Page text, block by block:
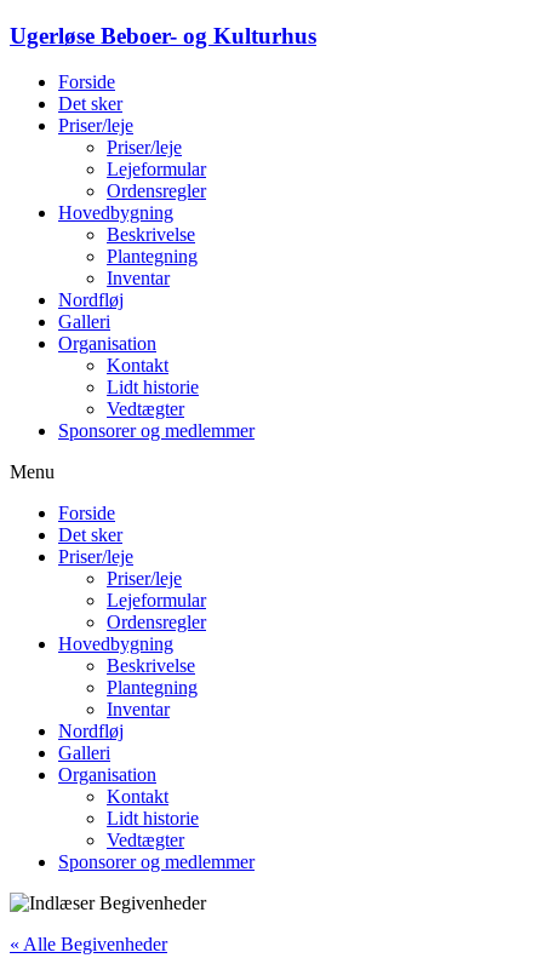
Ugerløse Beboer- og Kulturhus
Forside
Det sker
Priser/leje
Priser/leje
Lejeformular
Ordensregler
Hovedbygning
Beskrivelse
Plantegning
Inventar
Nordfløj
Galleri
Organisation
Kontakt
Lidt historie
Vedtægter
Sponsorer og medlemmer
Menu
Forside
Det sker
Priser/leje
Priser/leje
Lejeformular
Ordensregler
Hovedbygning
Beskrivelse
Plantegning
Inventar
Nordfløj
Galleri
Organisation
Kontakt
Lidt historie
Vedtægter
Sponsorer og medlemmer
« Alle Begivenheder